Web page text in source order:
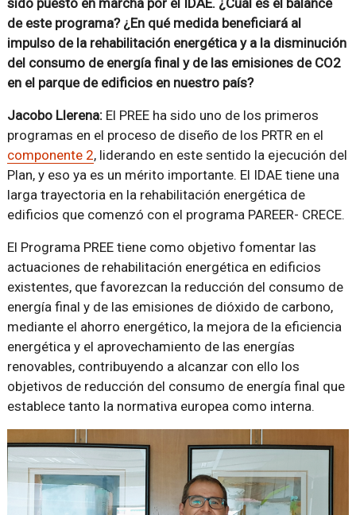
de este programa? ¿En qué medida beneficiará al
impulso de la rehabilitación energética y a la disminución
del consumo de energía final y de las emisiones de CO2
en el parque de edificios en nuestro país?
Jacobo Llerena:El PREE ha sido uno de los primeros
programas en el proceso de diseño de los PRTR en el
componente 2, liderando en este sentido la ejecución del
Plan, y eso ya es un mérito importante. El IDAE tiene una
larga trayectoria en la rehabilitación energética de
edificios que comenzó con el programa PAREER- CRECE.
El Programa PREE tiene como objetivo fomentar las
actuaciones de rehabilitación energética en edificios
existentes, que favorezcan la reducción del consumo de
energía final y de las emisiones de dióxido de carbono,
mediante el ahorro energético, la mejora de la eficiencia
energética y el aprovechamiento de las energías
renovables, contribuyendo a alcanzar con ello los
objetivos de reducción del consumo de energía final que
establece tanto la normativa europea como interna.